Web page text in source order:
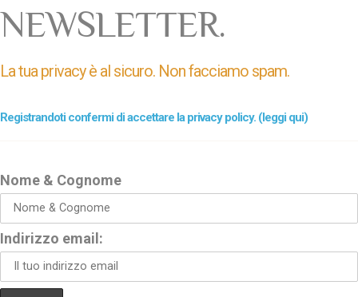
NEWSLETTER.
La tua privacy è al sicuro. Non facciamo spam.
Registrandoti confermi di accettare la privacy policy. (leggi qui)
Nome & Cognome
Indirizzo email: